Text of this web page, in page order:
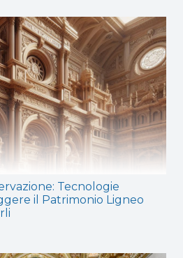
Tecnologie
il Patrimonio Ligneo